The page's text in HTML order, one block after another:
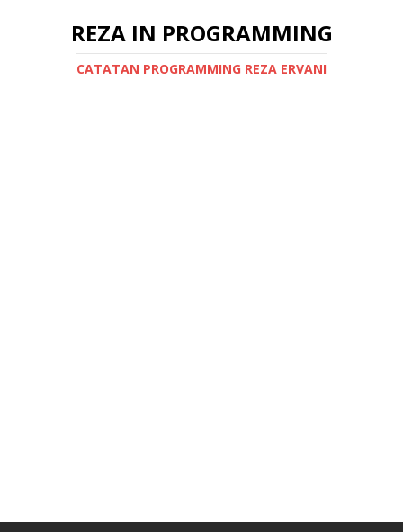
REZA IN PROGRAMMING
CATATAN PROGRAMMING REZA ERVANI